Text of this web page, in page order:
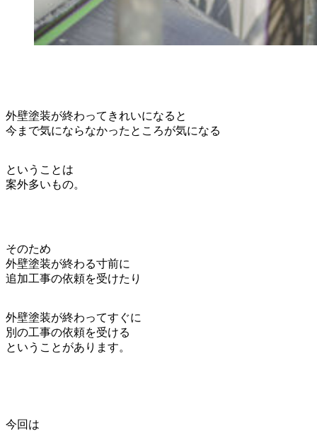
外壁塗装が終わってきれいになると
今まで気にならなかったところが気になる
ということは
案外多いもの。
そのため
外壁塗装が終わる寸前に
追加工事の依頼を受けたり
外壁塗装が終わってすぐに
別の工事の依頼を受ける
ということがあります。
今回は